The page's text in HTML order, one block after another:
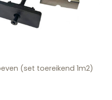
(set toereikend 1m2)